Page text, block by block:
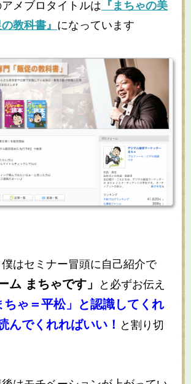
メブロタイトルは 『まちゃの美
教科書』 になっています
はセミナー冒頭に自己紹介で
ム まちゃです」
と必ずお伝え
ちゃ＝平松」と認識してくれ
んでくれればいい！ と割り切